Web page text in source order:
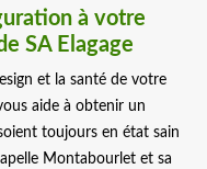
à votre
SA Elagage
et la santé de votre
aide à obtenir un
toujours en état sain
Montabourlet et sa